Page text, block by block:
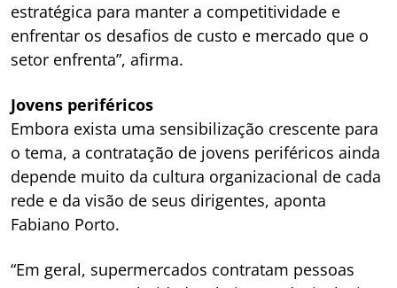
estratégica para manter a competitividade e
enfrentar os desafios de custo e mercado que o
setor enfrenta”, afirma.
Jovens periféricos
Embora exista uma sensibilização crescente para
o tema, a contratação de jovens periféricos ainda
depende muito da cultura organizacional de cada
rede e da visão de seus dirigentes, aponta
Fabiano Porto.
“Em geral, supermercados contratam pessoas